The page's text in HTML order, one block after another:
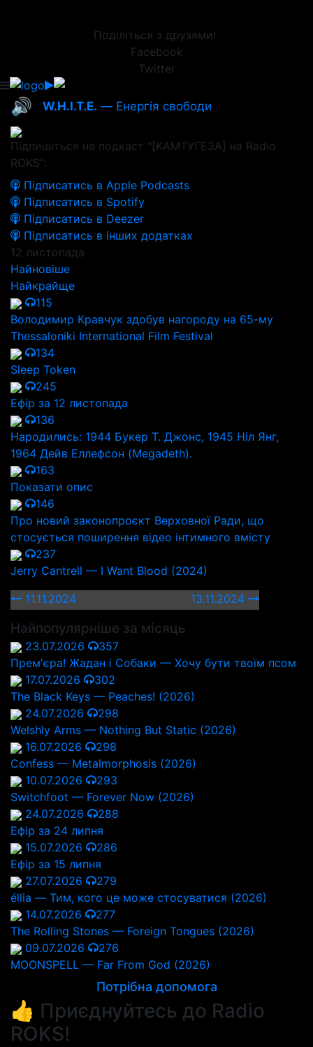
Поділіться з друзями!
Facebook
Twitter
🔊 W.H.I.T.E. — Енергія свободи
Підпишіться на подкаст "[КАМТУГЕЗА] на Radio
ROKS":
Підписатись в Apple Podcasts
Підписатись в Spotify
Підписатись в Deezer
Підписатись в інших додатках
12 листопада
Найновіше
Найкрайще
115
Володимир Кравчук здобув нагороду на 65-му
Thessaloniki International Film Festival
134
Sleep Token
245
Ефір за 12 листопада
136
Народились: 1944 Букер Т. Джонс, 1945 Ніл Янг,
1964 Дейв Еллефсон (Megadeth).
163
Показати опис
146
Про новий законопроєкт Верховної Ради, що
стосується поширення відео інтимного вмісту
237
Jerry Cantrell — I Want Blood (2024)
11.11.2024
13.11.2024
Найпопулярніше за місяць
23.07.2026
357
Прем'єра! Жадан і Собаки — Хочу бути твоїм псом
17.07.2026
302
The Black Keys — Peaches! (2026)
24.07.2026
298
Welshly Arms — Nothing But Static (2026)
16.07.2026
298
Confess — Metalmorphosis (2026)
10.07.2026
293
Switchfoot — Forever Now (2026)
24.07.2026
288
Ефір за 24 липня
15.07.2026
286
Ефір за 15 липня
27.07.2026
279
éllia — Тим, кого це може стосуватися (2026)
14.07.2026
277
The Rolling Stones — Foreign Tongues (2026)
09.07.2026
276
MOONSPELL — Far From God (2026)
Потрібна допомога
👍 Приєднуйтесь до Radio
ROKS!